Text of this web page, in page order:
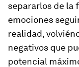
separarlos de la
emociones
realidad,
negativos que
potencial